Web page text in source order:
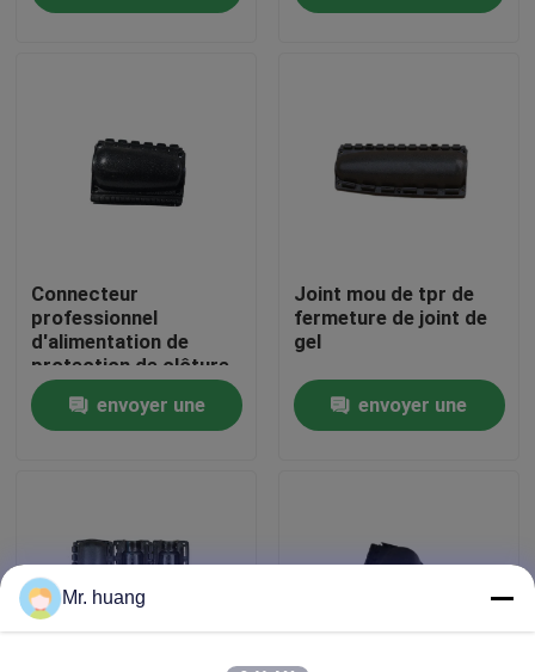
Visite d'usine
Fermeture optique d'épissure de fibre
Fibre Dome Fermeture d'épissure de fibre
clôture d'épissure de fibre
Connecteur
professionnel
d'alimentation de
protection de clôture
d'épissure de la fibre
ISO9001envoyer une
Joint mou de tpr de
fermeture de joint de
gel
envoyer une
Mr. huang